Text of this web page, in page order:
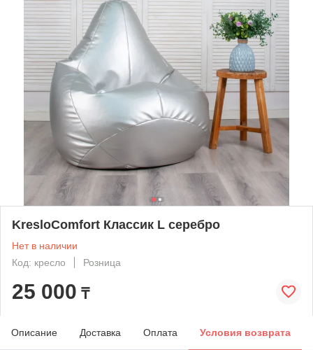
KresloComfort Классик L серебро
Нет в наличии
Код: кресло
Розница
25 000 ₸
Описание Доставка Оплата Условия возврата